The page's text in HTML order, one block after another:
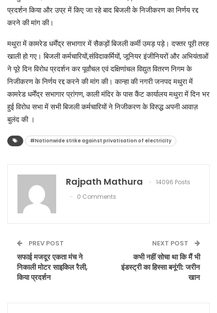
प्रदर्शन किया और उप्र में किए जा रहे बाद बिजली के निजीकरण का निर्णय रद्द
करने की मांग की।
मथुरा में कामरेड धर्मेंद्र सभागार में सैकड़ों बिजली कर्मी उमड़ पड़े। दफ्तर पूरी तरह
खाली हो गए। बिजली कर्मचारियों,संविदाकर्मियों, जूनियर इंजीनियरों और अभियंताओं
ने पूरे दिन विरोध प्रदर्शन कर पूर्वांचल एवं दक्षिणांचल विद्युत वितरण निगम के
निजीकरण के निर्णय रद्द करने की मांग की। कान्हा की नगरी जनपद मथुरा में
कामरेड धर्मेंद्र सभागार प्रांगण, काली मंदिर के पास कैंट कार्यालय मथुरा में दिन भर
हुई विरोध सभा में सभी बिजली कर्मचारियों ने निजीकरण के विरुद्ध अपनी आवाज़
बुलंद की ।
#Nationwide strike against privatisation of electricity
Rajpath Mathura
14096 Posts
0 Comments
PREV POST
सफाई मजदूर एकता मंच ने
निकाली मोटर साइकिल रैली,
किया प्रदर्शन
NEXT POST
कभी नहीं सोचा था कि मैं भी
इंडस्ट्री का हिस्सा बनूंगी: जरीन
खान